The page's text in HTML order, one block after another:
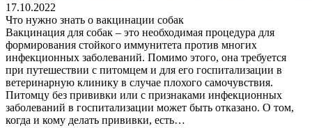
17.10.2022
Что нужно знать о вакцинации собак
Вакцинация для собак – это необходимая процедура для
формирования стойкого иммунитета против многих
инфекционных заболеваний. Помимо этого, она требуется
при путешествии с питомцем и для его госпитализации в
ветеринарную клинику в случае плохого самочувствия.
Питомцу без прививки или с признаками инфекционных
заболеваний в госпитализации может быть отказано. О том,
когда и кому делать прививки, есть…